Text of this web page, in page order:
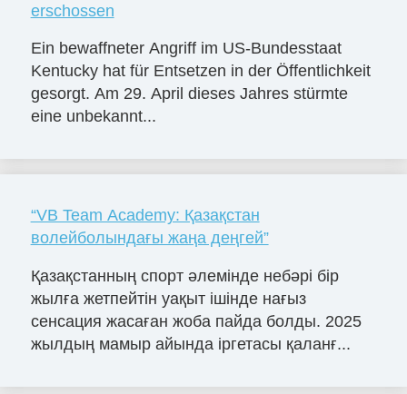
erschossen
Ein bewaffneter Angriff im US-Bundesstaat
Kentucky hat für Entsetzen in der Öffentlichkeit
gesorgt. Am 29. April dieses Jahres stürmte
eine unbekannt...
“VB Team Academy: Қазақстан
волейболындағы жаңа деңгей”
Қазақстанның спорт әлемінде небәрі бір
жылға жетпейтін уақыт ішінде нағыз
сенсация жасаған жоба пайда болды. 2025
жылдың мамыр айында іргетасы қаланғ...